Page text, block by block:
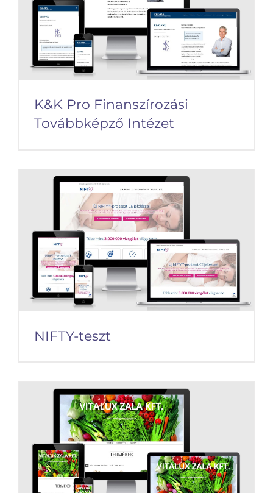
Továbbképző Intézet
K&K Pro Finanszírozási
Továbbképző Intézet
NIFTY-teszt
NIFTY-teszt